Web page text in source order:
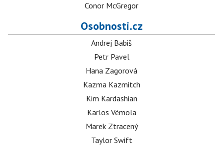
Conor McGregor
Osobnosti.cz
Andrej Babiš
Petr Pavel
Hana Zagorová
Kazma Kazmitch
Kim Kardashian
Karlos Vémola
Marek Ztracený
Taylor Swift